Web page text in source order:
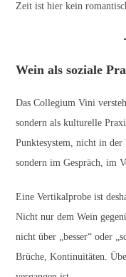
Zeit ist hier kein
Wein als soziale
Das Collegium Vini
sondern als kulturelle
Punktesystem, nicht in
sondern im Gespräch, im
Eine Vertikalprobe ist
Nicht nur dem Wein
nicht über „besser“ oder
Brüche, Kontinuitäten.